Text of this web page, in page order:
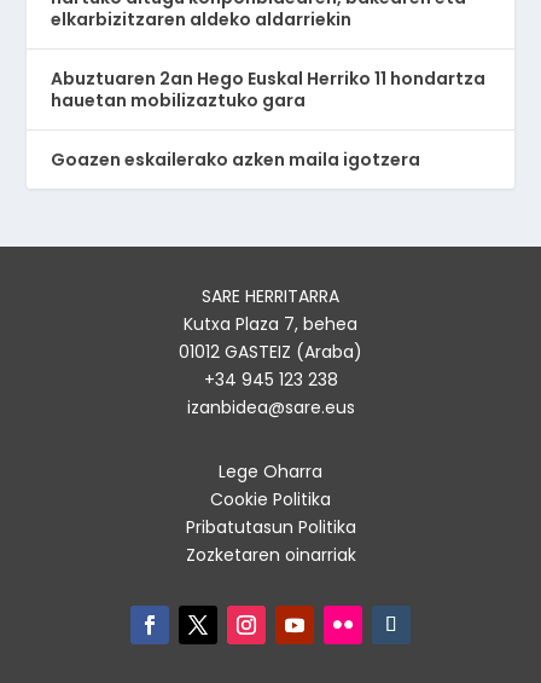
elkarbizitzaren aldeko aldarriekin
Abuztuaren 2an Hego Euskal Herriko 11 hondartza
hauetan mobilizaztuko gara
Goazen eskailerako azken maila igotzera
SARE HERRITARRA
Kutxa Plaza 7, behea
01012 GASTEIZ (Araba)
+34 945 123 238
izanbidea@sare.eus
Lege Oharra
Cookie Politika
Pribatutasun Politika
Zozketaren oinarriak